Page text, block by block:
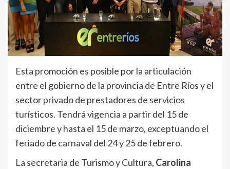
Esta promoción es posible por la articulación
entre el gobierno de la provincia de Entre Ríos y el
sector privado de prestadores de servicios
turísticos. Tendrá vigencia a partir del 15 de
diciembre y hasta el 15 de marzo, exceptuando el
feriado de carnaval del 24 y 25 de febrero.
La secretaria de Turismo y Cultura, Carolina